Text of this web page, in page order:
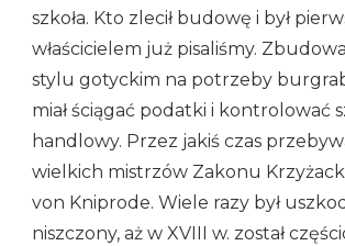
szkoła. Kto zlecił budowę i był
właścicielem już pisaliśmy.
stylu gotyckim na potrzeby
miał ściągać podatki i kontrolować
handlowy. Przez jakiś czas
wielkich mistrzów Zakonu
von Kniprode. Wiele razy był
niszczony, aż w XVIII w. został